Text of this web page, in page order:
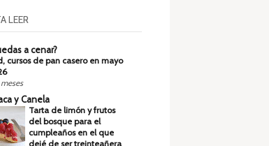
LEER
a cenar?
cursos de pan casero en mayo
y Canela
Tarta de limón y frutos
del bosque para el
cumpleaños en el que
dejé de ser treinteañera